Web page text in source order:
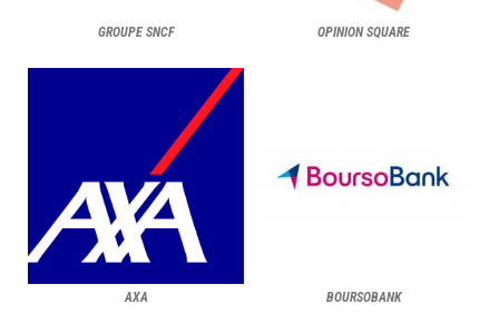
GROUPE SNCF OPINION SQUARE
AXA BOURSOBANK